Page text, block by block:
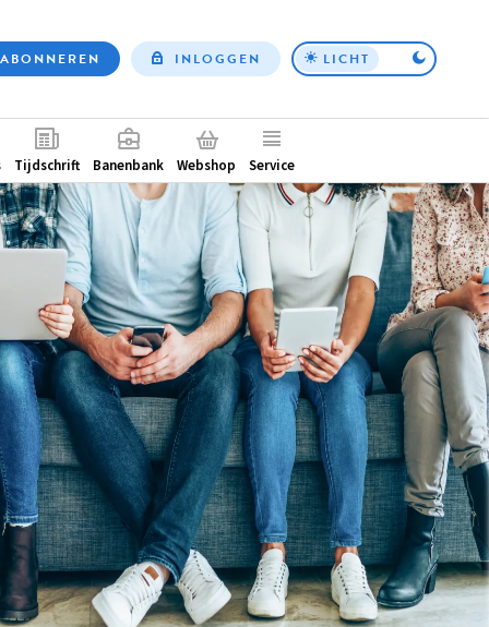
Top
ABONNEREN INLOGGEN LICHT
Tijdschrift Banenbank Webshop Service